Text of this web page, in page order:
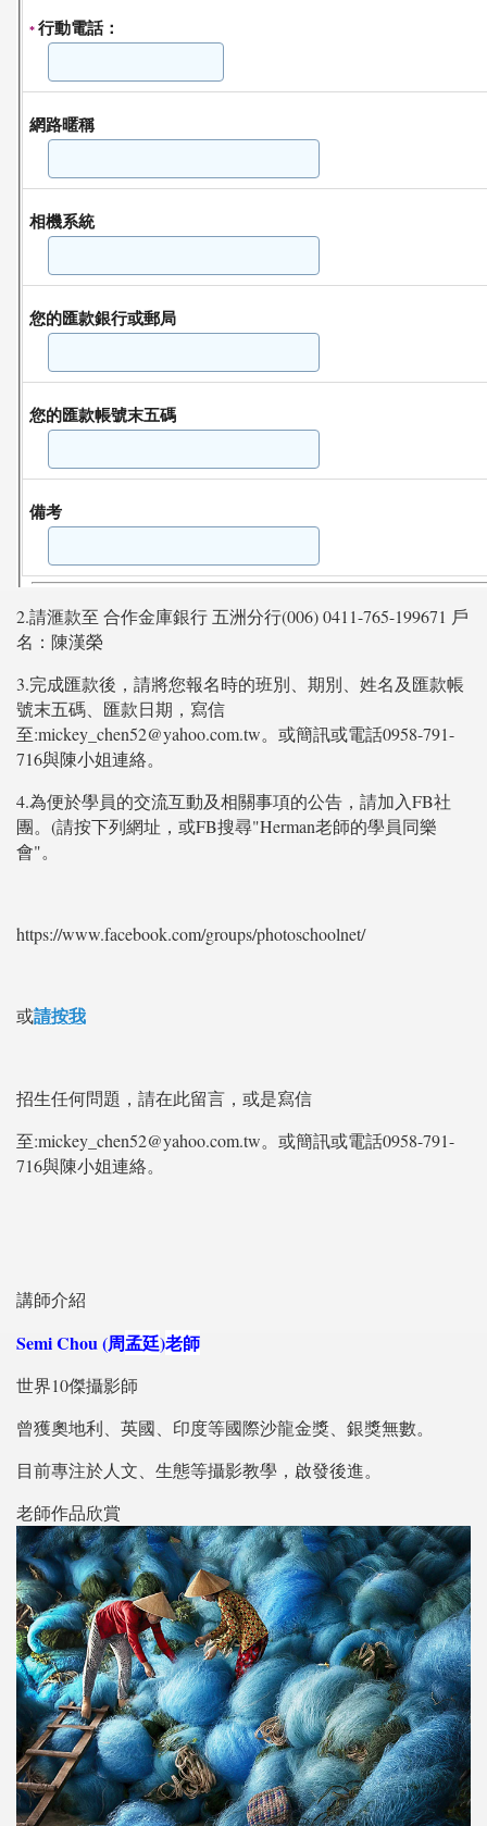
2.請滙款至 合作金庫銀行 五洲分行(006) 0411-765-199671 戶
名：陳漢榮
3.完成匯款後，請將您報名時的班別、期別、姓名及匯款帳
號末五碼、匯款日期，寫信
至:mickey_chen52@yahoo.com.tw。或簡訊或電話0958-791-
716與陳小姐連絡。
4.為便於學員的交流互動及相關事項的公告，請加入FB社
團。(請按下列網址，或FB搜尋"Herman老師的學員同樂
會"。
https://www.facebook.com/groups/photoschoolnet/
或請按我
招生任何問題，請在此留言，或是寫信
至:mickey_chen52@yahoo.com.tw。或簡訊或電話0958-791-
716與陳小姐連絡。
講師介紹
Semi Chou (周孟廷)老師
世界10傑攝影師
曾獲奧地利、英國、印度等國際沙龍金獎、銀獎無數。
目前專注於人文、生態等攝影教學，啟發後進。
老師作品欣賞